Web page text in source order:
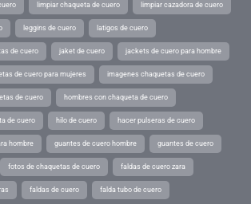
limpiar chaqueta de cuero limpiar cazadora de cuero
leggins de cuero latigos de cuero
de cuero jaket de cuero jackets de cuero para hombre
de cuero para mujeres imagenes chaquetas de cuero
de cuero hombres con chaqueta de cuero
de cuero hilo de cuero hacer pulseras de cuero
hombre guantes de cuero hombre guantes de cuero
fotos de chaquetas de cuero faldas de cuero zara
faldas de cuero falda tubo de cuero